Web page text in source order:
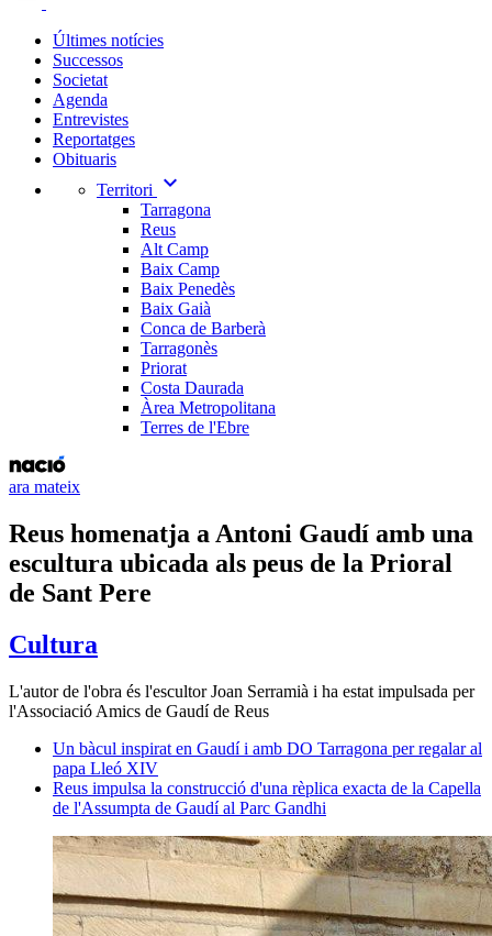
Últimes notícies
Successos
Societat
Agenda
Entrevistes
Reportatges
Obituaris
Territori
expand_more
Tarragona
Reus
Alt Camp
Baix Camp
Baix Penedès
Baix Gaià
Conca de Barberà
Tarragonès
Priorat
Costa Daurada
Àrea Metropolitana
Terres de l'Ebre
ara mateix
Reus homenatja a Antoni Gaudí amb una
escultura ubicada als peus de la Prioral
de Sant Pere
Cultura
L'autor de l'obra és l'escultor Joan Serramià i ha estat impulsada per
l'Associació Amics de Gaudí de Reus
Un bàcul inspirat en Gaudí i amb DO Tarragona per regalar al
papa Lleó XIV
Reus impulsa la construcció d'una rèplica exacta de la Capella
de l'Assumpta de Gaudí al Parc Gandhi